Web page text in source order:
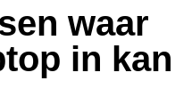
waar
in kan